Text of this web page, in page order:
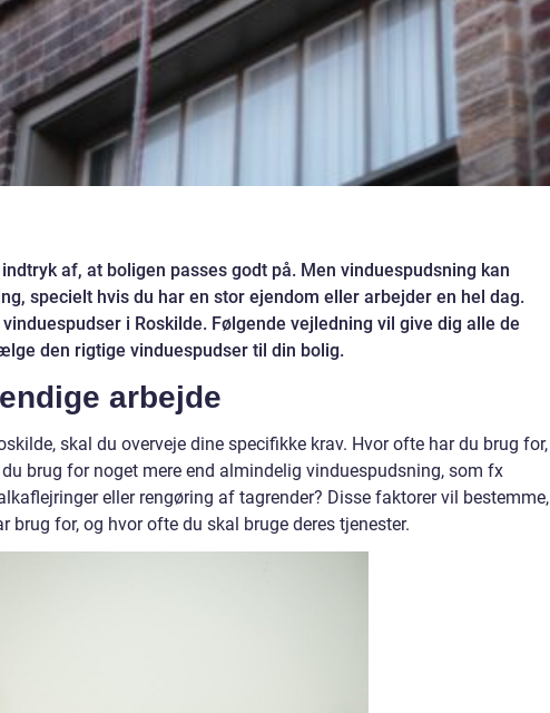
af, at boligen passes godt på. Men vinduespudsning kan
specielt hvis du har en stor ejendom eller arbejder en hel dag.
i Roskilde. Følgende vejledning vil give dig alle de
den rigtige vinduespudser til din bolig.
arbejde
skal du overveje dine specifikke krav. Hvor ofte har du brug for,
brug for noget mere end almindelig vinduespudsning, som fx
eller rengøring af tagrender? Disse faktorer vil bestemme,
brug for, og hvor ofte du skal bruge deres tjenester.